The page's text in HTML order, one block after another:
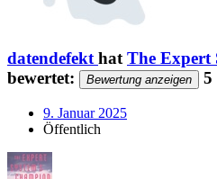
datendefekt hat The Expert
bewertet:
Bewertung anzeigen 5
9. Januar 2025
Öffentlich